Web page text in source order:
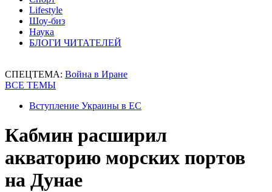
Lifestyle
Шоу-биз
Наука
БЛОГИ ЧИТАТЕЛЕЙ
СПЕЦТЕМА: Война в Иране
ВСЕ ТЕМЫ
Вступление Украины в ЕС
Кабмин расширил
акваторию морских портов
на Дунае